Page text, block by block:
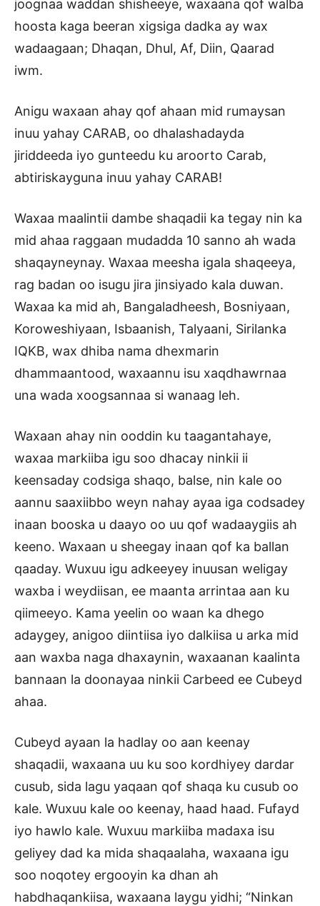
joognaa waddan shisheeye, waxaana qof walba
hoosta kaga beeran xigsiga dadka ay wax
wadaagaan; Dhaqan, Dhul, Af, Diin, Qaarad
iwm.
Anigu waxaan ahay qof ahaan mid rumaysan
inuu yahay CARAB, oo dhalashadayda
jiriddeeda iyo gunteedu ku aroorto Carab,
abtiriskayguna inuu yahay CARAB!
Waxaa maalintii dambe shaqadii ka tegay nin ka
mid ahaa raggaan mudadda 10 sanno ah wada
shaqayneynay. Waxaa meesha igala shaqeeya,
rag badan oo isugu jira jinsiyado kala duwan.
Waxaa ka mid ah, Bangaladheesh, Bosniyaan,
Koroweshiyaan, Isbaanish, Talyaani, Sirilanka
IQKB, wax dhiba nama dhexmarin
dhammaantood, waxaannu isu xaqdhawrnaa
una wada xoogsannaa si wanaag leh.
Waxaan ahay nin ooddin ku taagantahaye,
waxaa markiiba igu soo dhacay ninkii ii
keensaday codsiga shaqo, balse, nin kale oo
aannu saaxiibbo weyn nahay ayaa iga codsadey
inaan booska u daayo oo uu qof wadaaygiis ah
keeno. Waxaan u sheegay inaan qof ka ballan
qaaday. Wuxuu igu adkeeyey inuusan weligay
waxba i weydiisan, ee maanta arrintaa aan ku
qiimeeyo. Kama yeelin oo waan ka dhego
adaygey, anigoo diintiisa iyo dalkiisa u arka mid
aan waxba naga dhaxaynin, waxaanan kaalinta
bannaan la doonayaa ninkii Carbeed ee Cubeyd
ahaa.
Cubeyd ayaan la hadlay oo aan keenay
shaqadii, waxaana uu ku soo kordhiyey dardar
cusub, sida lagu yaqaan qof shaqa ku cusub oo
kale. Wuxuu kale oo keenay, haad haad. Fufayd
iyo hawlo kale. Wuxuu markiiba madaxa isu
geliyey dad ka mida shaqaalaha, waxaana igu
soo noqotey ergooyin ka dhan ah
habdhaqankiisa, waxaana laygu yidhi; “Ninkan